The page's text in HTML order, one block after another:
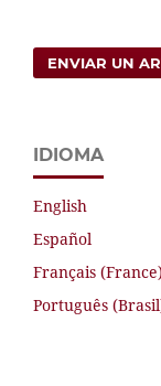
ENVIAR UN
IDIOMA
English
Español
Français (France)
Português